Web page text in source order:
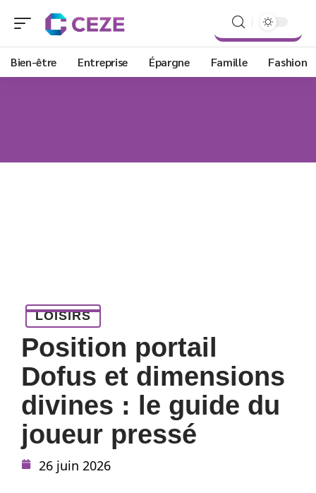
Bien-être Entreprise Épargne Famille Fashion
LOISIRS
Position portail
Dofus et dimensions
divines : le guide du
joueur pressé
26 juin 2026